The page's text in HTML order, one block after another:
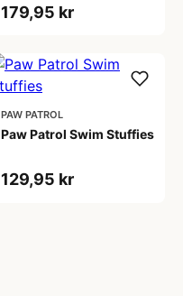
179,95 kr
PAW PATROL
Paw Patrol Swim Stuffies
129,95 kr